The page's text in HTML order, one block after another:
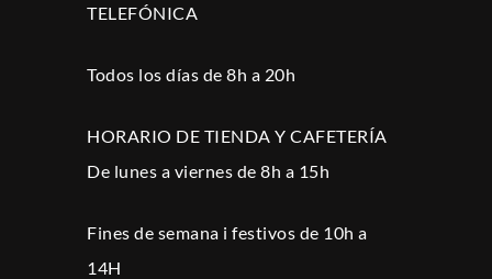
TELEFÓNICA
Todos los días de 8h a 20h
HORARIO DE TIENDA Y CAFETERÍA
De lunes a viernes de 8h a 15h
Fines de semana i festivos de 10h a
14H